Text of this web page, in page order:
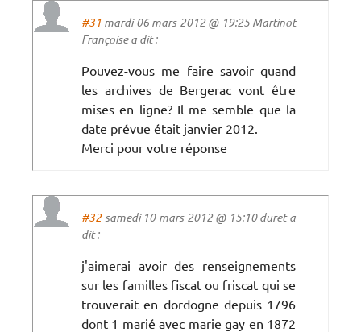
#31 mardi 06 mars 2012 @ 19:25 Martinot
Françoise a dit :
Pouvez-vous me faire savoir quand
les archives de Bergerac vont être
mises en ligne? Il me semble que la
date prévue était janvier 2012.
Merci pour votre réponse
#32samedi 10 mars 2012 @ 15:10 duret a
dit :
j'aimerai avoir des renseignements
sur les familles fiscat ou friscat qui se
trouverait en dordogne depuis 1796
dont 1 marié avec marie gay en 1872